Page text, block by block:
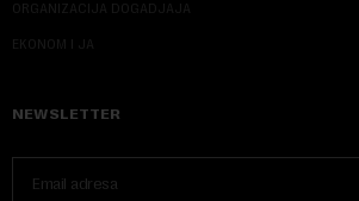
ORGANIZACIJA DOGADJAJA
EKONOM I JA
NEWSLETTER